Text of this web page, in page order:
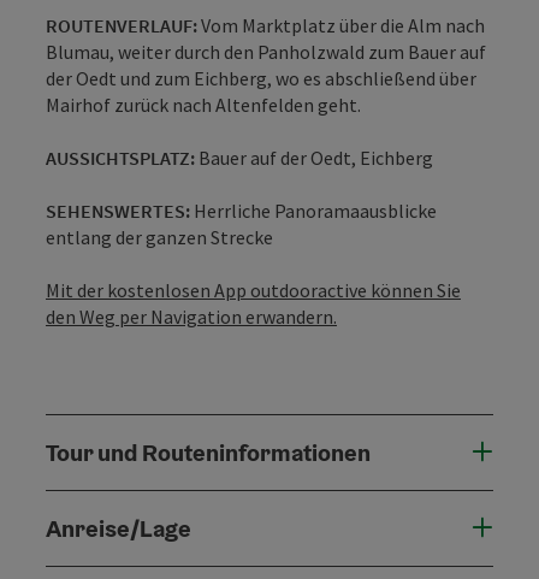
ROUTENVERLAUF:Vom Marktplatz über die Alm nach
Blumau, weiter durch den Panholzwald zum Bauer auf
der Oedt und zum Eichberg, wo es abschließend über
Mairhof zurück nach Altenfelden geht.
AUSSICHTSPLATZ: Bauer auf der Oedt, Eichberg
SEHENSWERTES: Herrliche Panoramaausblicke
entlang der ganzen Strecke
Mit der kostenlosen App outdooractive können Sie
den Weg per Navigation erwandern.
Tour und Routeninformationen
Anreise/Lage